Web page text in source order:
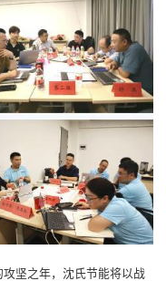
攻坚之年，沈氏节能将以战